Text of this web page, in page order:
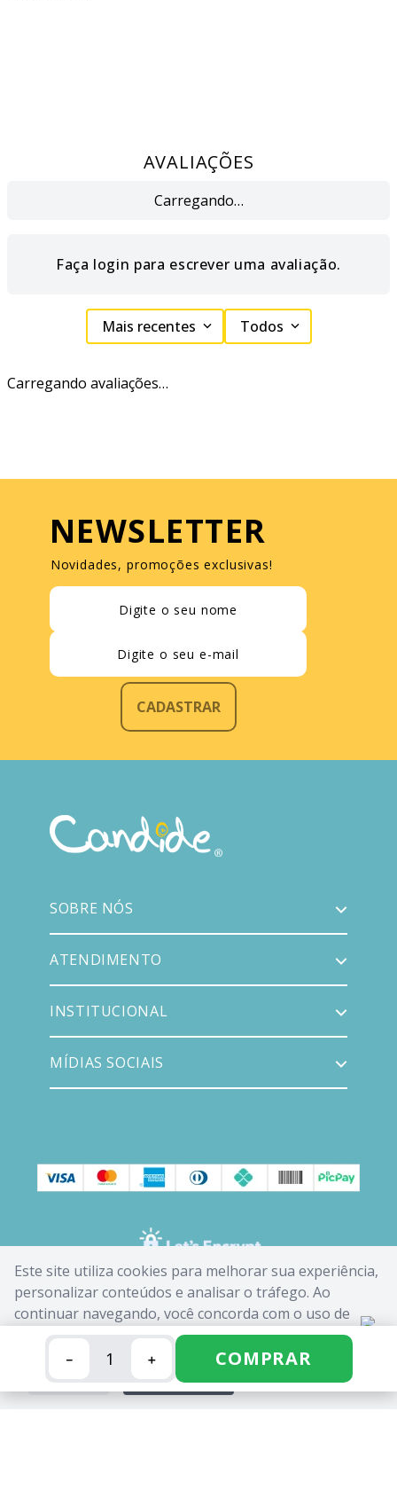
Este site utiliza cookies para melhorar sua experiência,
personalizar conteúdos e analisar o tráfego. Ao
continuar navegando, você concorda com o uso de
cookies. Saiba mais em nossaPolítica de Cookies.
ACEITAR
＋
－ COMPRAR
AVALIAÇÕES
Carregando…
Faça login para escrever uma avaliação.
Mais recentes Todos
Carregando avaliações…
NEWSLETTER
Novidades, promoções exclusivas!
CADASTRAR
SOBRE NÓS
ATENDIMENTO
INSTITUCIONAL
MÍDIAS SOCIAIS